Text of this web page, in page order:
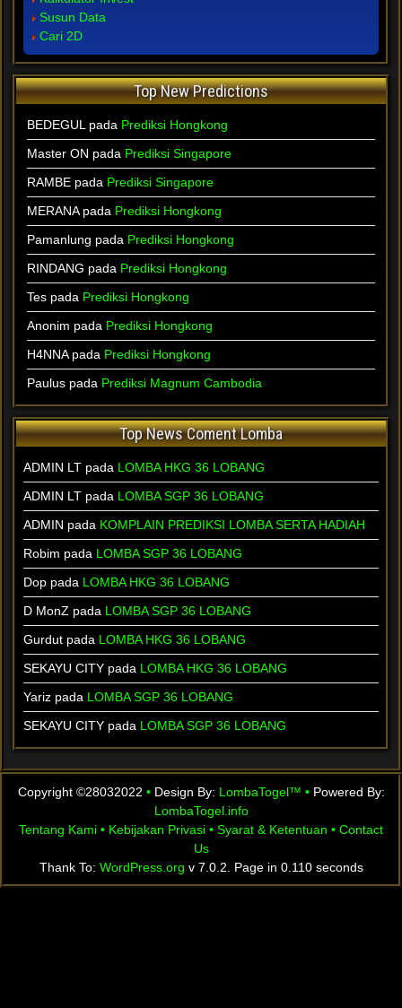
Susun Data
Cari 2D
Top New Predictions
BEDEGUL pada Prediksi Hongkong
Master ON pada Prediksi Singapore
RAMBE pada Prediksi Singapore
MERANApada Prediksi Hongkong
Pamanlung pada Prediksi Hongkong
RINDANG pada Prediksi Hongkong
Tes pada Prediksi Hongkong
Anonim pada Prediksi Hongkong
H4NNApada Prediksi Hongkong
Paulus pada Prediksi Magnum Cambodia
Top News Coment Lomba
ADMIN LT pada LOMBA HKG 36 LOBANG
ADMIN LT pada LOMBA SGP 36 LOBANG
ADMIN pada KOMPLAIN PREDIKSI LOMBA SERTA HADIAH
Robim pada LOMBA SGP 36 LOBANG
Dop pada LOMBA HKG 36 LOBANG
D MonZ pada LOMBA SGP 36 LOBANG
Gurdut pada LOMBA HKG 36 LOBANG
SEKAYU CITY pada LOMBA HKG 36 LOBANG
Yariz pada LOMBA SGP 36 LOBANG
SEKAYU CITY pada LOMBA SGP 36 LOBANG
Copyright ©28032022 •Design By: LombaTogel™ •Powered By:
LombaTogel.info
Tentang Kami • Kebijakan Privasi • Syarat & Ketentuan • Contact
Us
Thank To: WordPress.org v 7.0.2. Page in 0.110 seconds